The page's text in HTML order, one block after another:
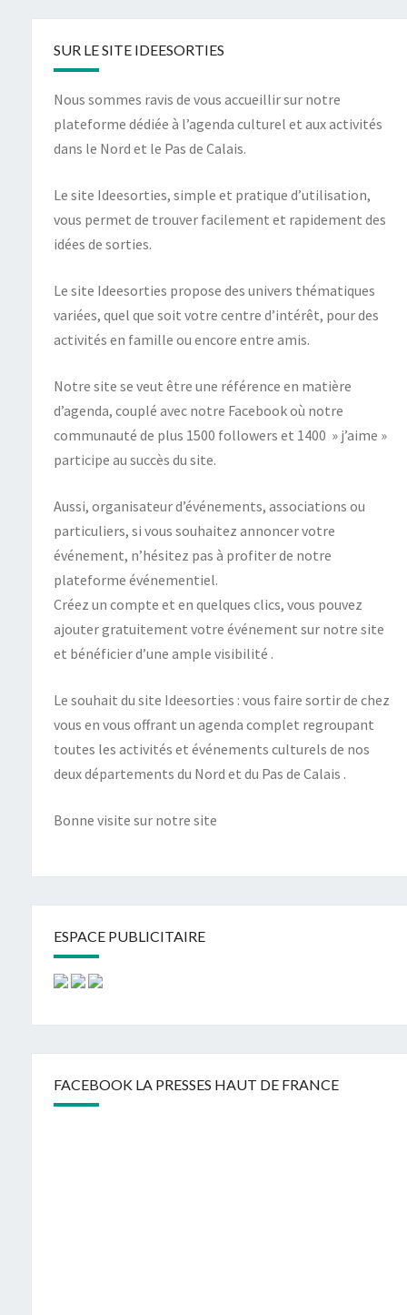
SUR LE SITE IDEESORTIES
Nous sommes ravis de vous accueillir sur notre
plateforme dédiée à l’agenda culturel et aux activités
dans le Nord et le Pas de Calais.
Le site Ideesorties, simple et pratique d’utilisation,
vous permet de trouver facilement et rapidement des
idées de sorties.
Le site Ideesorties propose des univers thématiques
variées, quel que soit votre centre d’intérêt, pour des
activités en famille ou encore entre amis.
Notre site se veut être une référence en matière
d’agenda, couplé avec notre Facebook où notre
communauté de plus 1500 followers et 1400 » j’aime »
participe au succès du site.
Aussi, organisateur d’événements, associations ou
particuliers, si vous souhaitez annoncer votre
événement, n’hésitez pas à profiter de notre
plateforme événementiel.
Créez un compte et en quelques clics, vous pouvez
ajouter gratuitement votre événement sur notre site
et bénéficier d’une ample visibilité .
Le souhait du site Ideesorties : vous faire sortir de chez
vous en vous offrant un agenda complet regroupant
toutes les activités et événements culturels de nos
deux départements du Nord et du Pas de Calais .
Bonne visite sur notre site
ESPACE PUBLICITAIRE
FACEBOOK LA PRESSES HAUT DE FRANCE